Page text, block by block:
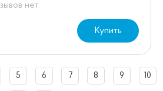
нет
Купить
5 6 7 8 9 10